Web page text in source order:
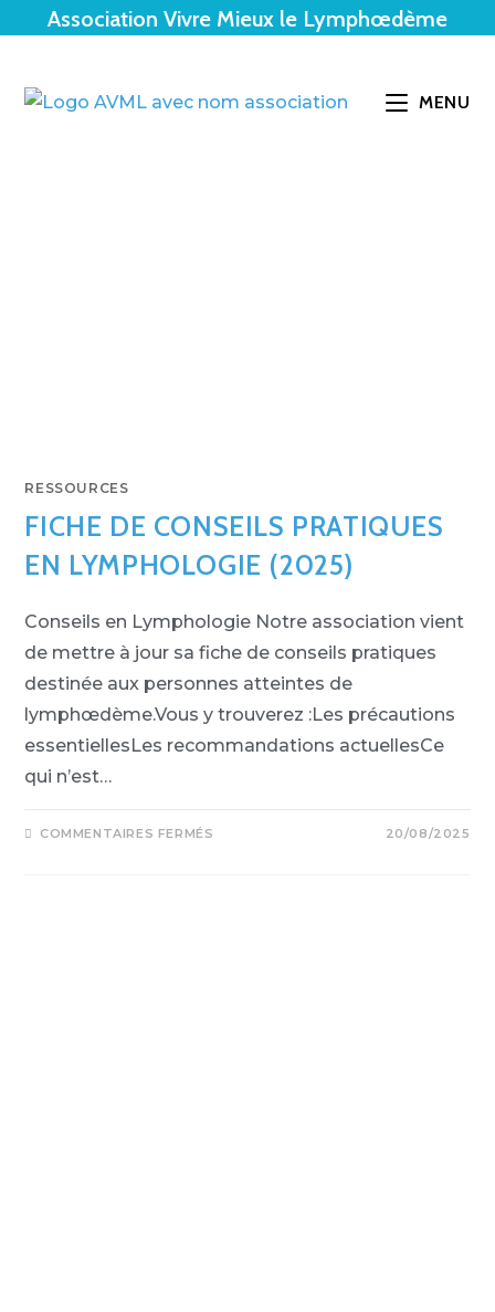
Association Vivre Mieux le Lymphœdème
MENU
RESSOURCES
FICHE DE CONSEILS PRATIQUES
EN LYMPHOLOGIE (2025)
Conseils en Lymphologie Notre association vient
de mettre à jour sa fiche de conseils pratiques
destinée aux personnes atteintes de
lymphœdème.Vous y trouverez :Les précautions
essentiellesLes recommandations actuellesCe
qui n’est…
COMMENTAIRES FERMÉS 20/08/2025